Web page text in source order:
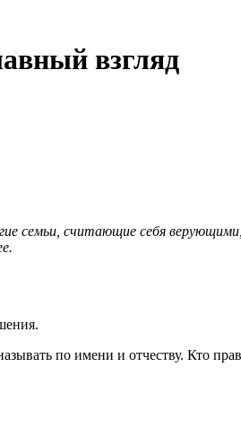
взгляд
семьи, считающие себя
по имени и отчеству. Кто